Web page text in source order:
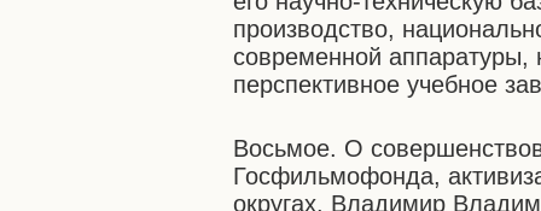
производство,
современной аппаратуры,
перспективное учебное
Восьмое. О
Госфильмофонда,
округах. Владимир